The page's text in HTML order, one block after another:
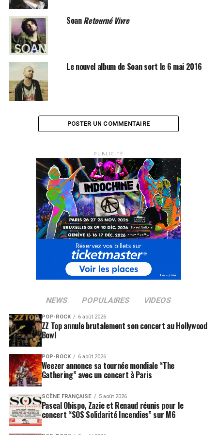
la voix de Rachid Taha accentuant le côté poignant et
vécu de la chose. Le titre
Il ne se passe rien
annonce clairement ses rêves, réussir à nous sortir de ce
marasme ambiant et nous décrocher un sourire.
albums de Soan sont disponibles sur
Amazon!
SUJETS ASSOCIÉS:
SoanRetourné Vivre
Le nouvel album de Soan sort le 6 mai 2016
POSTER UN COMMENTAIRE
PUBLICITÉ
NEWS POPULAIRES VIDEOS
POP-ROCK 6 août 2026
ZZ Top annule brutalement son concert au Hollywood
Bowl
POP-ROCK 6 août 2026
Weezer annonce sa tournée mondiale “The
Gathering” avec un concert à Paris
SCÈNE FRANÇAISE 5 août 2026
Pascal Obispo, Zazie et Renaud réunis pour le
concert “SOS Solidarité Incendies” sur M6